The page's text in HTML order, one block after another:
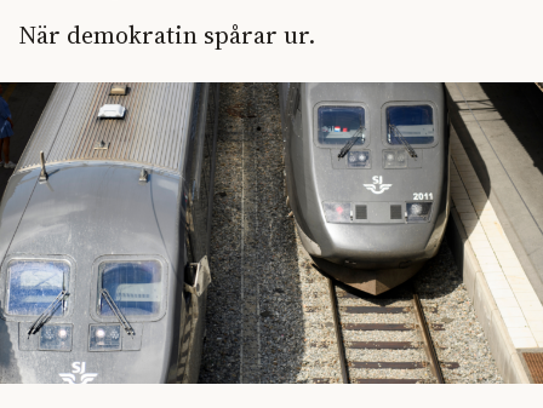
När demokratin spårar ur.